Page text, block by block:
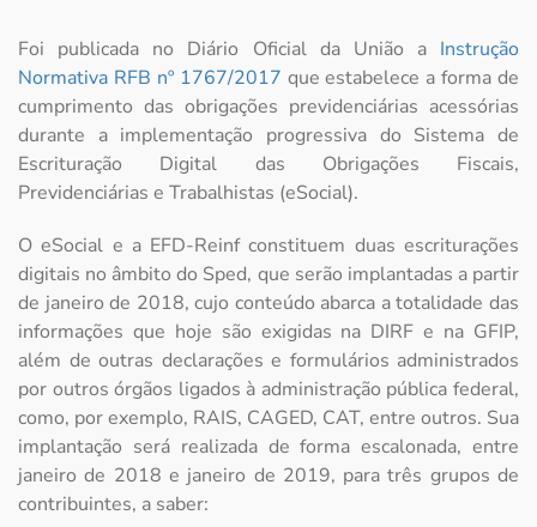
Foi publicada no Diário Oficial da União a Instrução
Normativa RFB nº 1767/2017 que estabelece a forma de
cumprimento das obrigações previdenciárias acessórias
durante a implementação progressiva do Sistema de
Escrituração Digital das Obrigações Fiscais,
Previdenciárias e Trabalhistas (eSocial).
O eSocial e a EFD-Reinf constituem duas escriturações
digitais no âmbito do Sped, que serão implantadas a partir
de janeiro de 2018, cujo conteúdo abarca a totalidade das
informações que hoje são exigidas na DIRF e na GFIP,
além de outras declarações e formulários administrados
por outros órgãos ligados à administração pública federal,
como, por exemplo, RAIS, CAGED, CAT, entre outros. Sua
implantação será realizada de forma escalonada, entre
janeiro de 2018 e janeiro de 2019, para três grupos de
contribuintes, a saber: